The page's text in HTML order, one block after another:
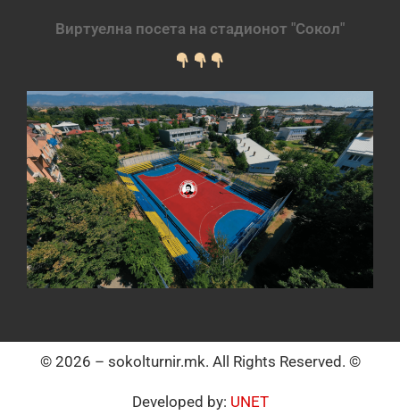
Виртуелна посета на стадионот "Сокол"
© 2026 – sokolturnir.mk. All Rights Reserved. ©
Developed by: UNET